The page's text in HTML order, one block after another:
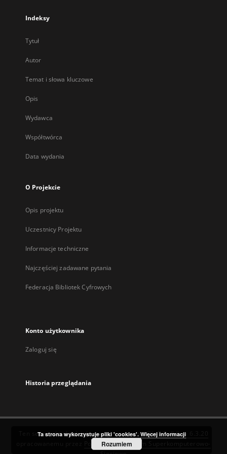
Indeksy
Tytuł
Autor
Temat i słowa kluczowe
Opis
Wydawca
Współtwórca
Data wydania
O Projekcie
Opis projektu
Uczestnicy Projektu
Informacje techniczne
Najczęściej zadawane pytania
Federacja Bibliotek Cyfrowych
Konto użytkownika
Zaloguj się
Historia przeglądania
Ten serwis działa dzięki oprogramowaniuDInGO dLibra 6.3.20
Poznańskie Centrum Superkomputerowo-
Ta strona wykorzystuje pliki 'cookies'. Więcej informacji
Rozumiem